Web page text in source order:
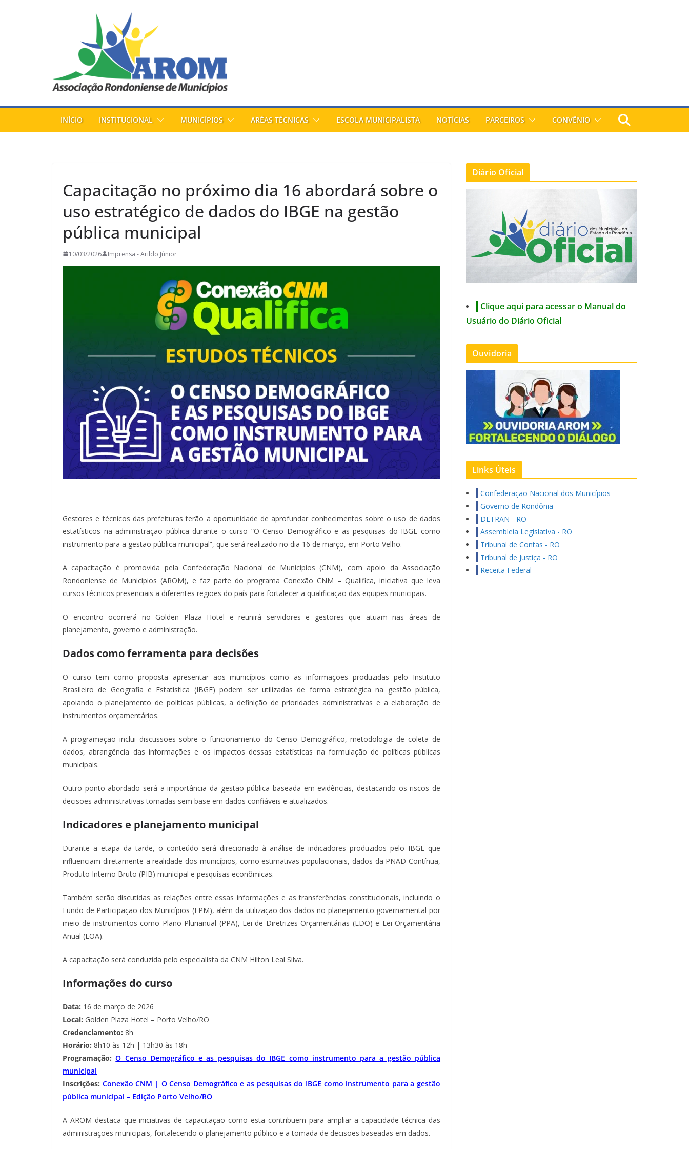
INÍCIO INSTITUCIONAL MUNICÍPIOS ARÉAS TÉCNICAS ESCOLA MUNICIPALISTA NOTÍCIAS PARCEIROS CONVÊNIO
Capacitação no próximo dia 16 abordará sobre o
uso estratégico de dados do IBGE na gestão
pública municipal
10/03/2026 Imprensa - Arildo Júnior
Gestores e técnicos das prefeituras terão a oportunidade de aprofundar conhecimentos sobre o uso de dados
estatísticos na administração pública durante o curso “O Censo Demográfico e as pesquisas do IBGE como
instrumento para a gestão pública municipal”, que será realizado no dia 16 de março, em Porto Velho.
A capacitação é promovida pela Confederação Nacional de Municípios (CNM), com apoio da Associação
Rondoniense de Municípios (AROM), e faz parte do programa Conexão CNM – Qualifica, iniciativa que leva
cursos técnicos presenciais a diferentes regiões do país para fortalecer a qualificação das equipes municipais.
O encontro ocorrerá no Golden Plaza Hotel e reunirá servidores e gestores que atuam nas áreas de
planejamento, governo e administração.
Dados como ferramenta para decisões
O curso tem como proposta apresentar aos municípios como as informações produzidas pelo Instituto
Brasileiro de Geografia e Estatística (IBGE) podem ser utilizadas de forma estratégica na gestão pública,
apoiando o planejamento de políticas públicas, a definição de prioridades administrativas e a elaboração de
instrumentos orçamentários.
A programação inclui discussões sobre o funcionamento do Censo Demográfico, metodologia de coleta de
dados, abrangência das informações e os impactos dessas estatísticas na formulação de políticas públicas
municipais.
Outro ponto abordado será a importância da gestão pública baseada em evidências, destacando os riscos de
decisões administrativas tomadas sem base em dados confiáveis e atualizados.
Indicadores e planejamento municipal
Durante a etapa da tarde, o conteúdo será direcionado à análise de indicadores produzidos pelo IBGE que
influenciam diretamente a realidade dos municípios, como estimativas populacionais, dados da PNAD Contínua,
Produto Interno Bruto (PIB) municipal e pesquisas econômicas.
Também serão discutidas as relações entre essas informações e as transferências constitucionais, incluindo o
Fundo de Participação dos Municípios (FPM), além da utilização dos dados no planejamento governamental por
meio de instrumentos como Plano Plurianual (PPA), Lei de Diretrizes Orçamentárias (LDO) e Lei Orçamentária
Anual (LOA).
A capacitação será conduzida pelo especialista da CNM Hilton Leal Silva.
Informações do curso
Data: 16 de março de 2026
Local: Golden Plaza Hotel – Porto Velho/RO
Credenciamento: 8h
Horário: 8h10 às 12h | 13h30 às 18h
Programação:O Censo Demográfico e as pesquisas do IBGE como instrumento para a gestão pública
municipal
Inscrições: Conexão CNM | O Censo Demográfico e as pesquisas do IBGE como instrumento para a gestão
pública municipal – Edição Porto Velho/RO
A AROM destaca que iniciativas de capacitação como esta contribuem para ampliar a capacidade técnica das
administrações municipais, fortalecendo o planejamento público e a tomada de decisões baseadas em dados.
Diário Oficial
Clique aqui para acessar o Manual do
Usuário do Diário Oficial
Ouvidoria
Links Úteis
Confederação Nacional dos Municípios
Governo de Rondônia
DETRAN - RO
Assembleia Legislativa - RO
Tribunal de Contas - RO
Tribunal de Justiça - RO
Receita Federal